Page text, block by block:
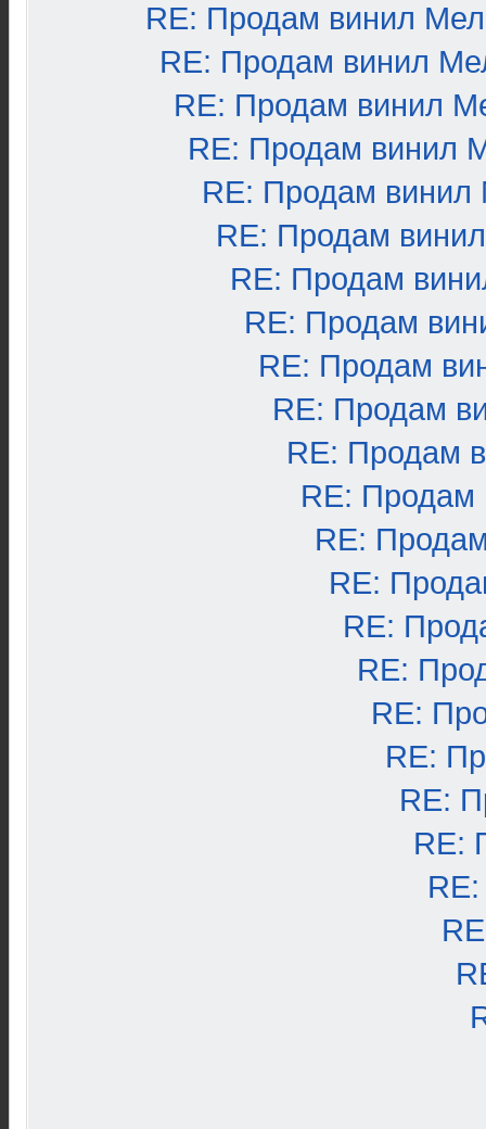
RE: Продам винил
RE: Продам винил
RE: Продам винил
RE: Продам винил
RE: Продам винил
RE: Продам
RE: Продам
RE: Продам
RE: Продам
RE: Продам
RE: Продам
RE: Продам
RE:
RE:
RE:
RE:
RE:
RE:
RE:
RE: